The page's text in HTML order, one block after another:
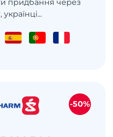
придбання через
-50%